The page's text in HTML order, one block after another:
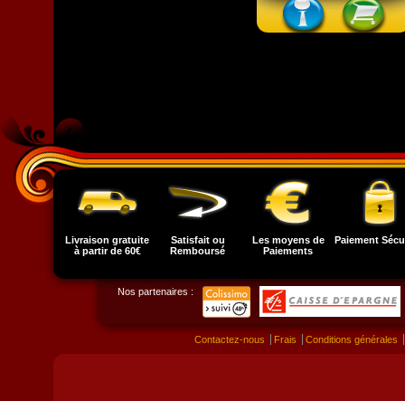
Livraison gratuite
à partir de 60€
Satisfait ou
Remboursé
Les moyens de
Paiements
Paiement
Nos partenaires :
Contactez-nous Frais Conditions générales